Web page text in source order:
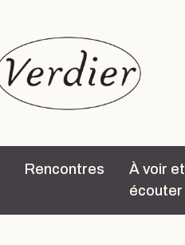
Rencontres
À voir et
écouter